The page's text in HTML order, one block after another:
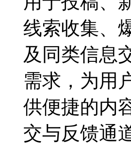
线索收集、
及同类信息
需求，为用
供便捷的内
交与反馈通